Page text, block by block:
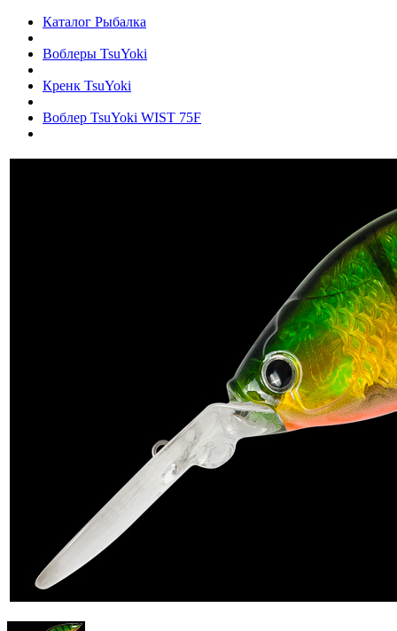
Каталог Рыбалка
Воблеры TsuYoki
Кренк TsuYoki
Воблер TsuYoki WIST 75F